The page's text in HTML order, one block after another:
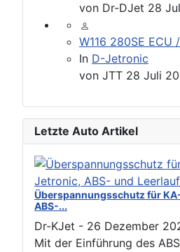
von Dr-DJet 28
W116 280SE ECU
In D-Jetronic
von JTT 28 Juli
Letzte Auto Artikel
Überspannungsschutz für
ABS-...
Dr-KJet - 26 Dezember
Mit der Einführung des